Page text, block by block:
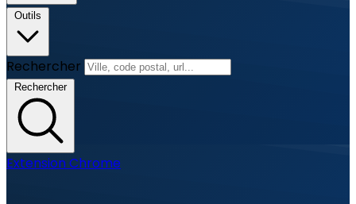
Outils
Rechercher
Rechercher
Extension Chrome